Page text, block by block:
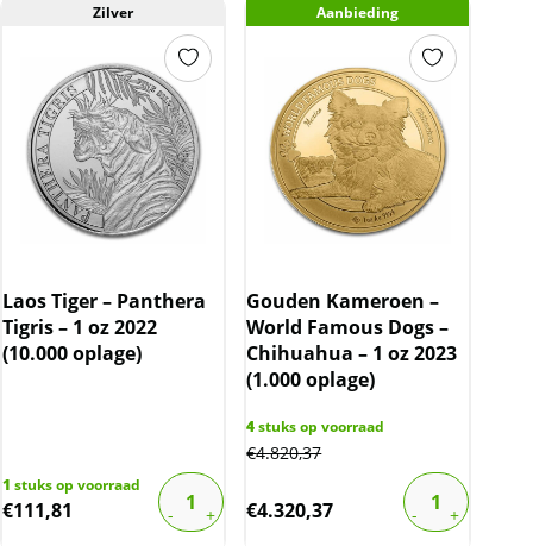
Zilver
Laos Tiger – Panthera
Tigris – 1 oz 2022
(10.000 oplage)
1 stuks op voorraad
€111,81
Aanbieding
Gouden Kameroen –
World Famous Dogs –
Chihuahua – 1 oz 2023
(1.000 oplage)
4stuks op voorraad
€4.820,37
€4.320,37